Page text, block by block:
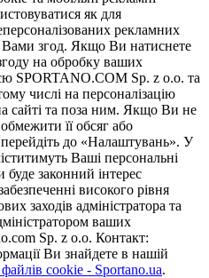
як для
рекламних
Вами згод. Якщо Ви натиснете
на обробку ваших
SPORTANO.COM Sp. z o.o. та
числі на персоналізацію
сайті та поза ним. Якщо Ви не
її обсяг або
до «Налаштувань». У
Ваші персональні
буде законний інтерес
високого рівня
заходів адміністратора та
ваших
Sp. z o.o. Контакт:
Ви знайдете в нашій
cookie - Sportano.ua.